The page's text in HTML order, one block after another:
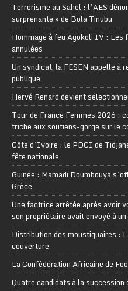
Terrorisme au Sahel : l’AES
surprenante » de Bola Tinubu
Hommage à feu Agokoli IV : Les
annulées
Un syndicat, la FESEN appelle à
publique
Hervé Renard devient
Tour de France Femmes 2026 :
triche aux soutiens-gorge sur le
Côte d’Ivoire : le PDCI de
fête nationale
Guinée : Mamadi Doumbouya
Grèce
Une factrice arrêtée après avoir
son propriétaire avait envoyé à
Distribution des moustiquaires :
couverture
La Confédération Africaine de
Quatre candidats à la